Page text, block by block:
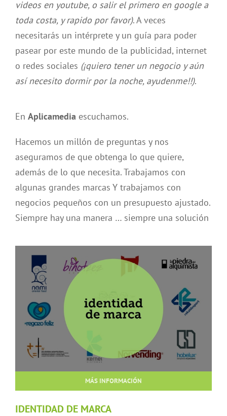
videos en youtube, o salir el primero en google a
toda costa, y rapido por favor). A veces
necesitarás un intérprete y un guía para poder
pasear por este mundo de la publicidad, internet
o redes sociales (¡quiero tener un negocio y aún
así necesito dormir por la noche, ayudenme!!).
En Aplicamedia escuchamos.
Hacemos un millón de preguntas y nos
aseguramos de que obtenga lo que quiere,
además de lo que necesita. Trabajamos con
algunas grandes marcas Y trabajamos con
negocios pequeños con un presupuesto ajustado.
Siempre hay una manera … siempre una solución
MÁS INFORMACIÓN
IDENTIDAD DE MARCA